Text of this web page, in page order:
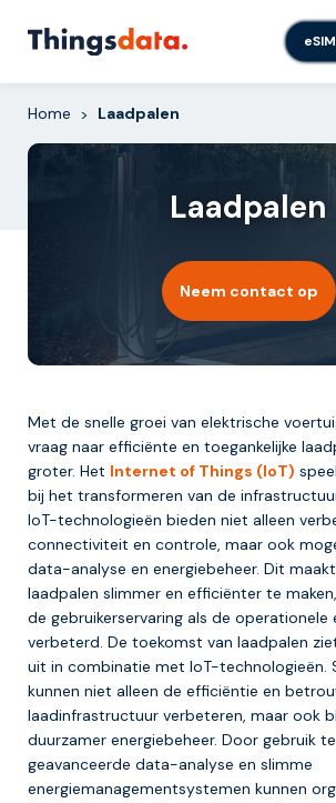
Home > Laadpalen
Laadpalen
Neem contact op
Met de snelle groei van elektrische
vraag naar efficiënte en toegankelijke
groter. Het Internet of Things (IoT)
bij het transformeren van de
IoT-technologieën bieden niet alleen
connectiviteit en controle, maar ook
data-analyse en energiebeheer. Dit
laadpalen slimmer en efficiënter te
de gebruikerservaring als de
verbeterd. De toekomst van laadpalen
uit in combinatie met IoT-technologieën.
kunnen niet alleen de efficiëntie en
laadinfrastructuur verbeteren, maar ook
duurzamer energiebeheer. Door gebruik
geavanceerde data-analyse en slimme
energiemanagementsystemen kunnen